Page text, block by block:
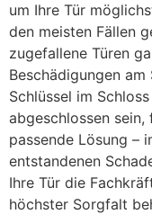
um Ihre Tür
den meisten Fällen
zugefallene Türen
Beschädigungen
Schlüssel im
abgeschlossen
passende Lösung –
entstandenen
Ihre Tür die
höchster Sorgfalt